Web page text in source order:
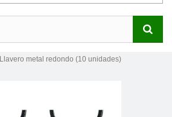
Llavero metal redondo (10 unidades)